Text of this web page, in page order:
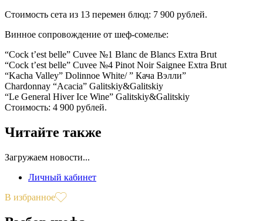
Стоимость сета из 13 перемен блюд: 7 900 рублей.
Винное сопровождение от шеф-сомелье:
“Cock t’est belle” Cuvee №1 Blanc de Blancs Extra Brut
“Cock t’est belle” Cuvee №4 Pinot Noir Saignee Extra Brut
“Kacha Valley” Dolinnoe White/ ” Кача Вэлли”
Chardonnay “Acacia” Galitskiy&Galitskiy
“Le General Hiver Ice Wine” Galitskiy&Galitskiy
Стоимость: 4 900 рублей.
Читайте также
Загружаем новости...
Личный кабинет
В избранное